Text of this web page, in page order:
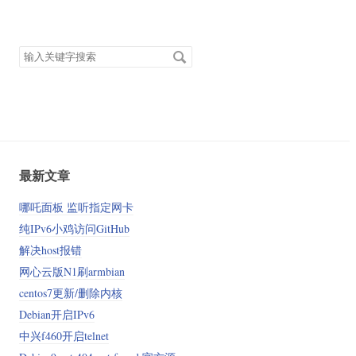
搜
最新文章
哪吒面板 监听指定网卡
纯IPv6小鸡访问GitHub
解决host报错
网心云版N1刷armbian
centos7更新/删除内核
Debian开启IPv6
中兴f460开启telnet